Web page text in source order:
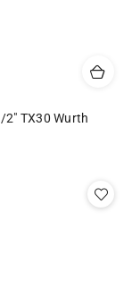
TX30 Wurth